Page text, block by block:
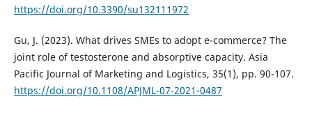
https://doi.org/10.3390/su132111972
Gu, J. (2023). What drives SMEs to adopt e-commerce? The
joint role of testosterone and absorptive capacity. Asia
Pacific Journal of Marketing and Logistics, 35(1), pp. 90-107.
https://doi.org/10.1108/APJML-07-2021-0487